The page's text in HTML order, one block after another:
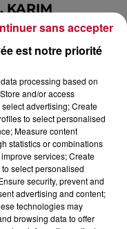
KARIM
CHEZ LES
est notre priorité
processing based on
and/or access
advertising; Create
to select personalised
Measure content
statistics or combinations
services; Create
select personalised
security, prevent and
advertising and content;
technologies may
browsing data to offer
sans accepter